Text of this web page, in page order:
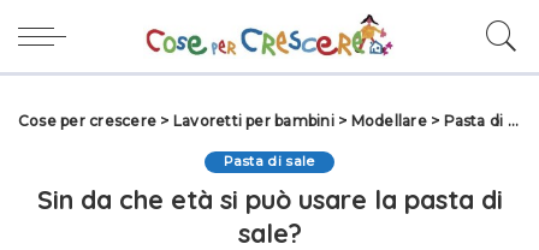
Cose per crescere > Lavoretti per bambini> Modellare> Pasta di sale
Pasta di sale
Sin da che età si può usare la pasta di
sale?